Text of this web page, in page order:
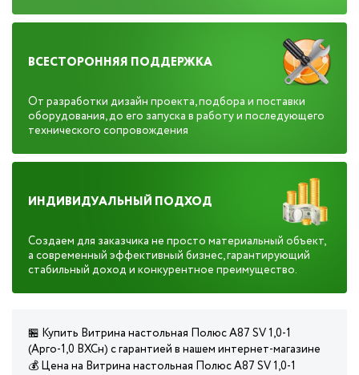
ВСЕСТОРОННЯЯ ПОДДЕРЖКА
От разработки дизайн проекта, подбора и поставки
оборудования, до его запуска в работу и последующего
технического сопровождения
ИНДИВИДУАЛЬНЫЙ ПОДХОД
Создаем для заказчика не просто материальный объект,
а современный эффективный бизнес, гарантирующий
стабильный доход и конкурентное преимущество.
🏪 Купить Витрина настольная Полюс А87 SV 1,0-1
(Арго-1,0 ВХСн) с гарантией в нашем интернет-магазине
💰 Цена на Витрина настольная Полюс А87 SV 1,0-1